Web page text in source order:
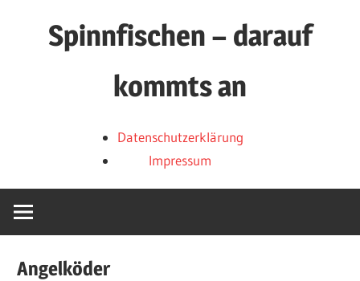
Spinnfischen – darauf
kommts an
und
Spinnrollen
Datenschutzerklärung
Impressum
Angelköder